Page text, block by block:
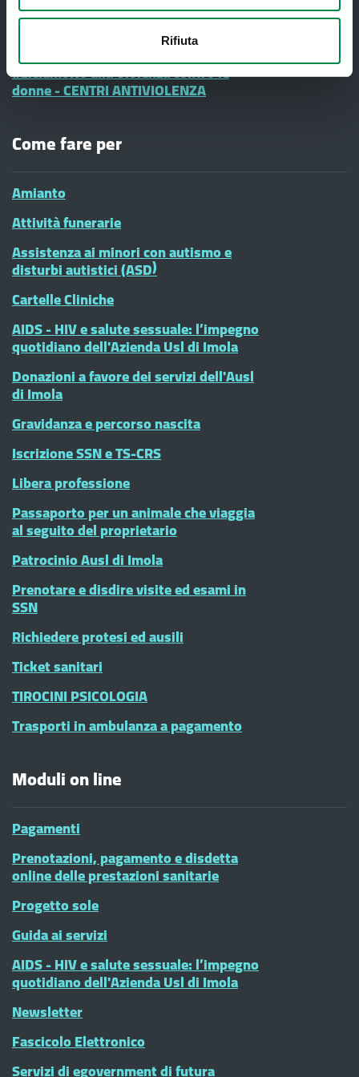
Rifiuta
Informazione e Comunicazione
#diciamoNo alla Violenza contro le
donne - CENTRI ANTIVIOLENZA
Come fare per
Amianto
Attività funerarie
Assistenza ai minori con autismo e
disturbi autistici (ASD)
Cartelle Cliniche
AIDS - HIV e salute sessuale: l’impegno
quotidiano dell'Azienda Usl di Imola
Donazioni a favore dei servizi dell'Ausl
di Imola
Gravidanza e percorso nascita
Iscrizione SSN e TS-CRS
Libera professione
Passaporto per un animale che viaggia
al seguito del proprietario
Patrocinio Ausl di Imola
Prenotare e disdire visite ed esami in
SSN
Richiedere protesi ed ausili
Ticket sanitari
TIROCINI PSICOLOGIA
Trasporti in ambulanza a pagamento
Moduli on line
Pagamenti
Prenotazioni, pagamento e disdetta
online delle prestazioni sanitarie
Progetto sole
Guida ai servizi
AIDS - HIV e salute sessuale: l’impegno
quotidiano dell'Azienda Usl di Imola
Newsletter
Fascicolo Elettronico
Servizi di egovernment di futura